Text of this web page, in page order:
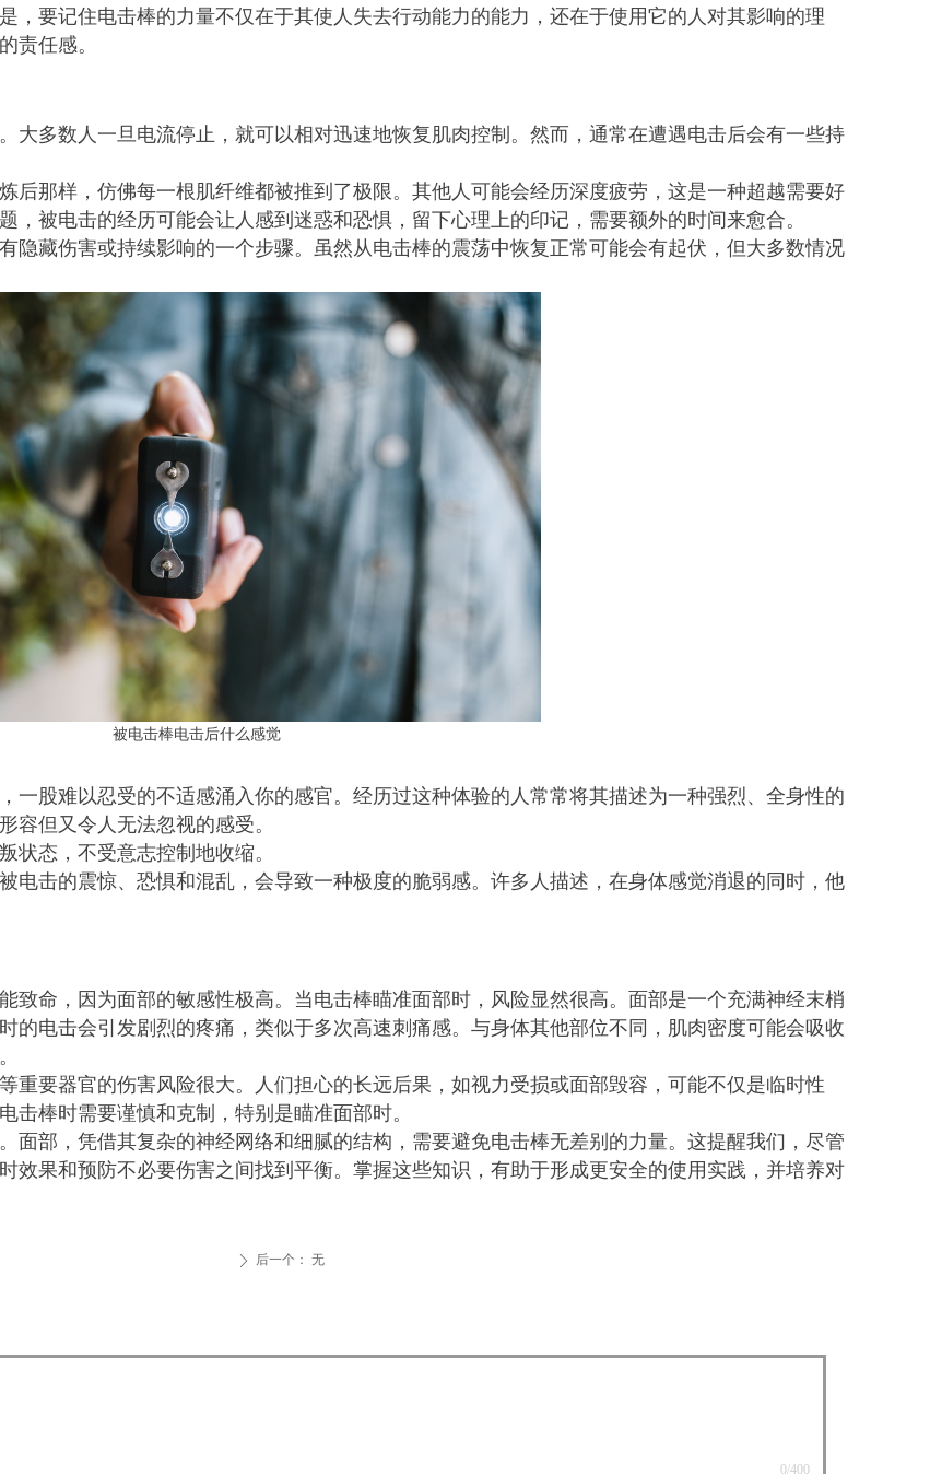
，要记住电击棒的力量不仅在于其使人失去行动能力的能力，还在于使用它的人对其影响的理
责任感。
大多数人一旦电流停止，就可以相对迅速地恢复肌肉控制。然而，通常在遭遇电击后会有一些持
后那样，仿佛每一根肌纤维都被推到了极限。其他人可能会经历深度疲劳，这是一种超越需要好
被电击的经历可能会让人感到迷惑和恐惧，留下心理上的印记，需要额外的时间来愈合。
隐藏伤害或持续影响的一个步骤。虽然从电击棒的震荡中恢复正常可能会有起伏，但大多数情况
被电击棒电击后什么感觉
一股难以忍受的不适感涌入你的感官。经历过这种体验的人常常将其描述为一种强烈、全身性的
容但又令人无法忽视的感受。
状态，不受意志控制地收缩。
电击的震惊、恐惧和混乱，会导致一种极度的脆弱感。许多人描述，在身体感觉消退的同时，他
致命，因为面部的敏感性极高。当电击棒瞄准面部时，风险显然很高。面部是一个充满神经末梢
的电击会引发剧烈的疼痛，类似于多次高速刺痛感。与身体其他部位不同，肌肉密度可能会吸收
重要器官的伤害风险很大。人们担心的长远后果，如视力受损或面部毁容，可能不仅是临时性
击棒时需要谨慎和克制，特别是瞄准面部时。
面部，凭借其复杂的神经网络和细腻的结构，需要避免电击棒无差别的力量。这提醒我们，尽管
效果和预防不必要伤害之间找到平衡。掌握这些知识，有助于形成更安全的使用实践，并培养对
0/400
ꄲ 后一个： 无